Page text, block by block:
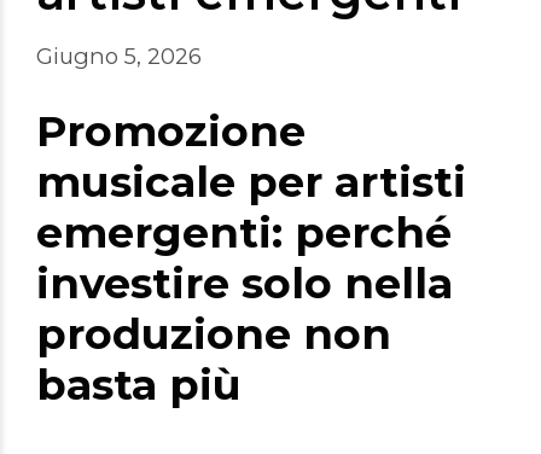
Giugno 5, 2026
Promozione
musicale per artisti
emergenti: perché
investire solo nella
produzione non
basta più